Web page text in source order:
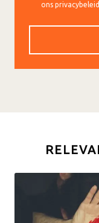
ons privacybeleid